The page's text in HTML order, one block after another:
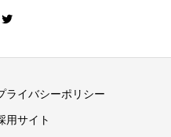
ライバシーポリシー
用サイト